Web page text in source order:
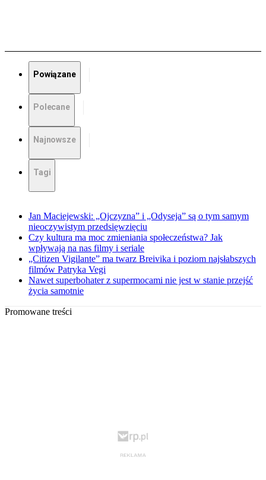
Powiązane
Polecane
Najnowsze
Tagi
Jan Maciejewski: „Ojczyzna” i „Odyseja” są o tym samym
nieoczywistym przedsięwzięciu
Czy kultura ma moc zmieniania społeczeństwa? Jak
wpływają na nas filmy i seriale
„Citizen Vigilante” ma twarz Breivika i poziom najsłabszych
filmów Patryka Vegi
Nawet superbohater z supermocami nie jest w stanie przejść
życia samotnie
Promowane treści